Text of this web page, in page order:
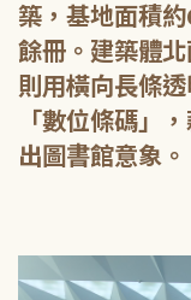
築，基地面積
餘冊。建築體
則用橫向長條
「數位條碼」
出圖書館意象。